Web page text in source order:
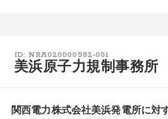
ID: NRA020000582-001
美浜原子力規制事務所
関西電力株式会社美浜発電所に対